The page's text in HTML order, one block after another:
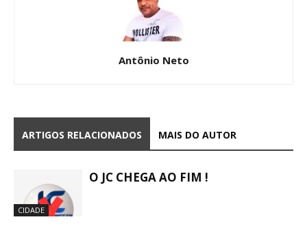
Antônio Neto
ARTIGOS RELACIONADOS MAIS DO AUTOR
CIDADE
O JC CHEGA AO FIM !